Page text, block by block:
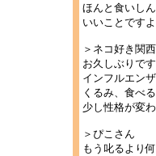
ほんと食いし
いいことです
＞ネコ好き関
お久しぶりで
インフルエン
くるみ、食べ
少し性格が変
＞ぴこさん
もう叱るより